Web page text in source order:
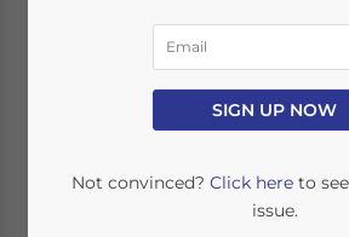
Posted by
Ayman Falak Medina
Available language
SIGN UP NOW
Not convinced? Click hereto
issue.